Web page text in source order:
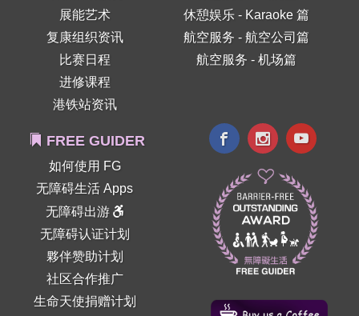
展能艺术
复康组织资讯
比赛日程
进修课程
港铁站资讯
休憩娱乐 - Karaoke 篇
航空服务 - 航空公司篇
航空服务 - 机场篇
FREE GUIDER
如何使用 FG
无障碍生活 Apps
无障碍出游
无障碍认证计划
夥伴赞助计划
社区合作推广
生命天使捐赠计划